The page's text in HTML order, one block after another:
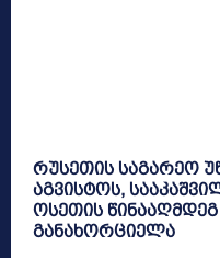
რუსეთის საგარეო
აგვისტოს,
ოსეთის
განახორციელა